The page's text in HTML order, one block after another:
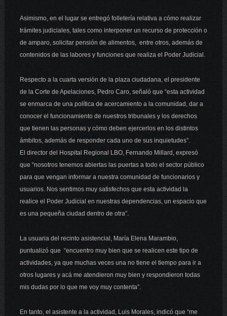
Asimismo, en el lugar se entregó folletería relativa a cómo realizar
trámites judiciales, tales como interponer un recurso de protección o
de amparo, solicitar pensión de alimentos, entre otros, además de
contenidos de las labores y funciones que realiza el Poder Judicial.
Respecto a la cuarta versión de la plaza ciudadana, el presidente
de la Corte de Apelaciones, Pedro Caro, señaló que “esta actividad
se enmarca de una política de acercamiento a la comunidad, dar a
conocer el funcionamiento de nuestros tribunales y los derechos
que tienen las personas y cómo deben ejercerlos en los distintos
ámbitos, además de responder cada uno de sus inquietudes”.
El director del Hospital Regional LBO, Fernando Millard, expresó
que “nosotros tenemos abiertas las puertas a todo el sector público
para que vengan informar a nuestra comunidad de funcionarios y
usuarios. Nos sentimos muy satisfechos que esta actividad la
realice el Poder Judicial en nuestras dependencias, un espacio que
es una pequeña ciudad dentro de otra”.
La usuaria del recinto asistencial, María Elena Marambio,
puntualizó que “encuentro muy bien que se realicen este tipo de
actividades, ya que muchas veces una no tiene el tiempo para ir a
otros lugares y acá me atendieron muy bien y respondieron todas
mis dudas por lo que me voy muy contenta”.
En tanto, el asistente a la actividad, Luis Morales, indicó que “me